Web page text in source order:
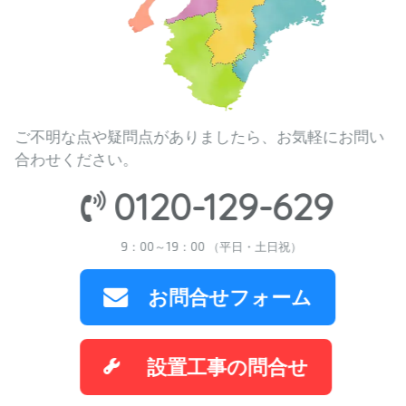
ご不明な点や疑問点がありましたら、お気軽にお問い
合わせください。
0120-129-629
9：00～19：00 （平日・土日祝）
お問合せフォーム
設置工事の問合せ